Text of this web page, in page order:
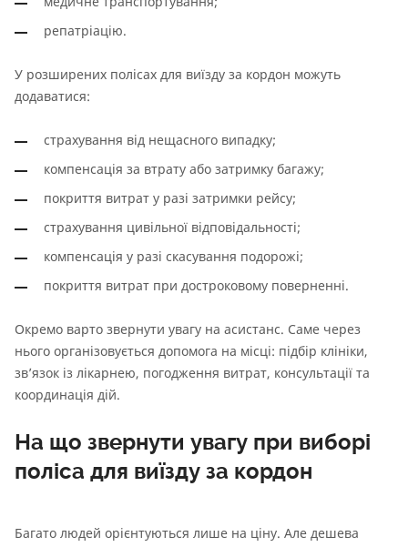
репатріацію.
У розширених полісах для виїзду за кордон можуть
додаватися:
страхування від нещасного випадку;
компенсація за втрату або затримку багажу;
покриття витрат у разі затримки рейсу;
страхування цивільної відповідальності;
компенсація у разі скасування подорожі;
покриття витрат при достроковому поверненні.
Окремо варто звернути увагу на асистанс. Саме через
нього організовується допомога на місці: підбір клініки,
зв’язок із лікарнею, погодження витрат, консультації та
координація дій.
На що звернути увагу при виборі
поліса для виїзду за кордон
Багато людей орієнтуються лише на ціну. Але дешева